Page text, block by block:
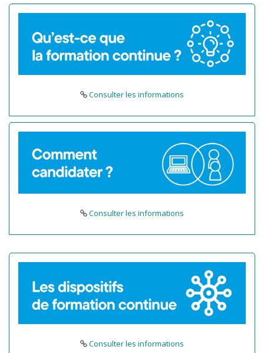
Consulter les informations
Consulter les informations
Consulter les informations